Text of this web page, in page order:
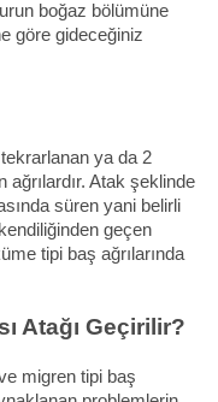
boğaz bölümüne
göre gideceğiniz
ya da 2
ağrılardır. Atak şeklinde
süren yani belirli
geçen
tipi baş ağrılarında
Atağı Geçirilir?
migren tipi baş